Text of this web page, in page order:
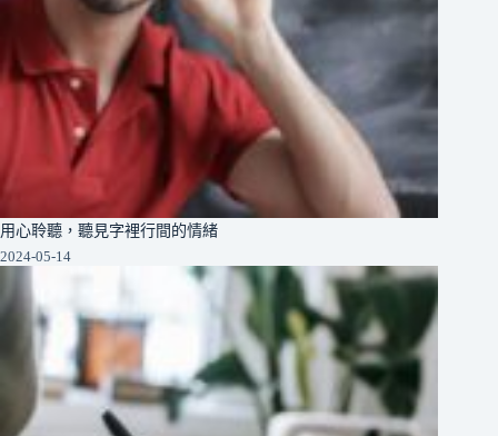
用心聆聽，聽見字裡行間的情緒
2024-05-14